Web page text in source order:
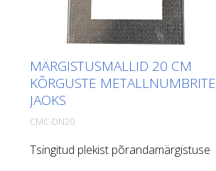
MÄRGISTUSMALLID 20 CM
KÕRGUSTE METALLNUMBRITE
JAOKS
CMC-DN20
Tsingitud plekist põrandamärgistuse